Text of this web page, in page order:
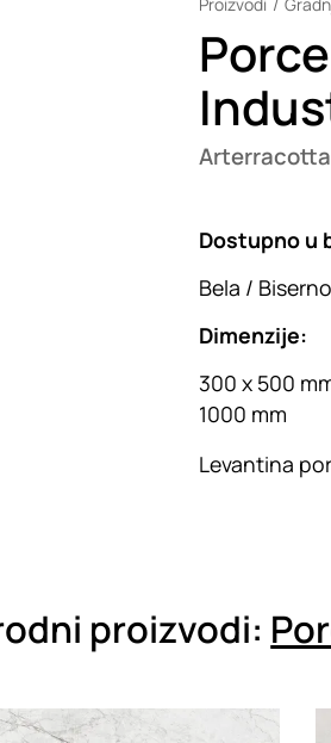
Arterracotta
Dostupno u
Bela /
Dimenzije:
300 x 500
1000 mm
Levantina
proizvodi: